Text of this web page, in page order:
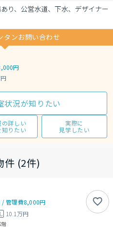
り、公営水道、下水、デザイナー
タンお問い合わせ
円
状況が知りたい
の詳しい
知りたい
実際に
見学したい
件 (2件)
/管理費8,000円
10.1万円
2階